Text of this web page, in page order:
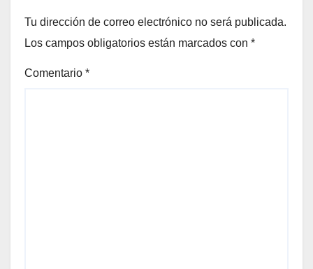
Tu dirección de correo electrónico no será publicada.
Los campos obligatorios están marcados con *
Comentario *